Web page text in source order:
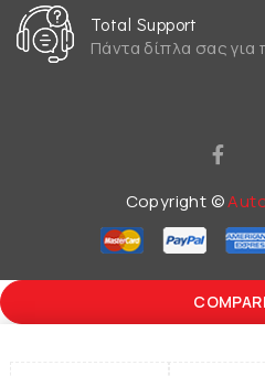
Total Support
Πάντα δίπλα σας
Copyright ©